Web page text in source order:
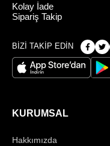
Kolay İade
Sipariş Takip
BİZİ TAKİP EDİN
KURUMSAL
Hakkımızda